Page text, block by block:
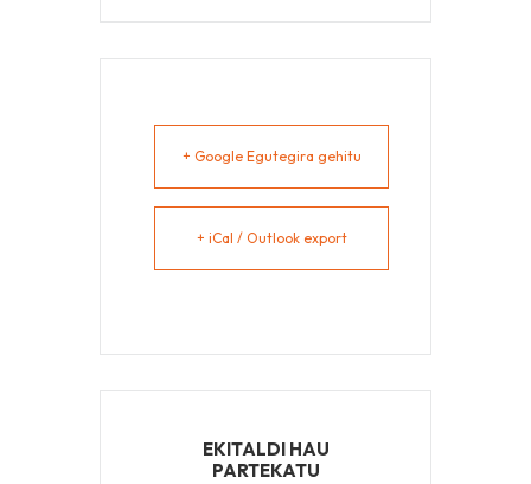
+ Google Egutegira gehitu
+ iCal / Outlook export
EKITALDI HAU
PARTEKATU